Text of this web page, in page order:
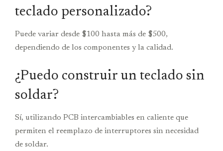
teclado personalizado?
Puede variar desde $100 hasta más de $500,
dependiendo de los componentes y la calidad.
¿Puedo construir un teclado sin
soldar?
Sí, utilizando PCB intercambiables en caliente que
permiten el reemplazo de interruptores sin necesidad
de soldar.